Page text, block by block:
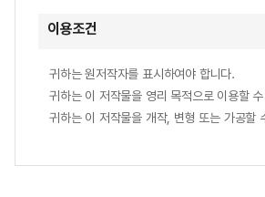
이용조건
귀하는 원저작자를 표시하여야 합니다.
귀하는 이 저작물을 영리 목적으로 이용할
귀하는 이 저작물을 개작, 변형 또는 가공할